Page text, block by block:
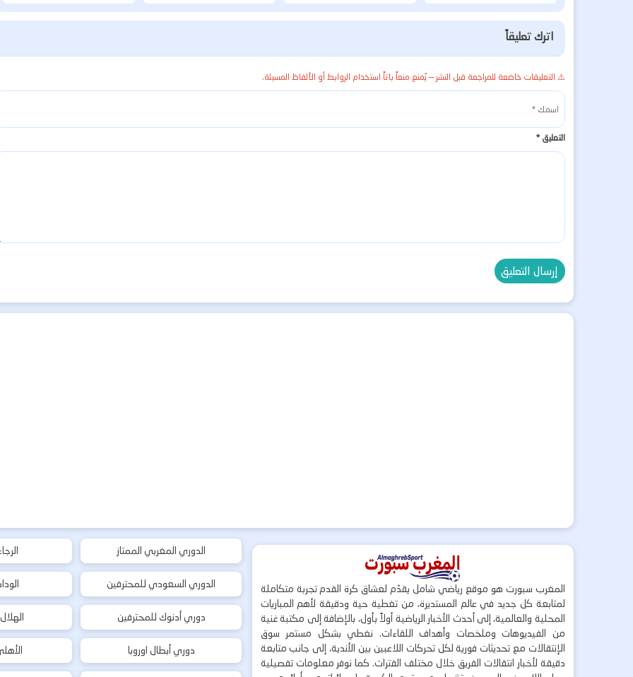
اترك تعليقاً
⚠️ التعليقات خاضعة للمراجعة قبل النشر — يُمنع منعاً باتاً استخدام الروابط أو الألفاظ المسيئة.
التعليق*
المغرب سبورت هو موقع رياضي شامل يقدّم لعشاق كرة القدم تجربة متكاملة
لمتابعة كل جديد في عالم المستديرة، من تغطية حية ودقيقة لأهم المباريات
المحلية والعالمية، إلى أحدث الأخبار الرياضية أولاً بأول، بالإضافة إلى مكتبة غنية
من الفيديوهات وملخصات وأهداف اللقاءات. نغطي بشكل مستمر سوق
الإنتقالات مع تحديثات فورية لكل تحركات اللاعبين بين الأندية، إلى جانب متابعة
دقيقة لأخبار انتقالات الفريق خلال مختلف الفترات. كما نوفر معلومات تفصيلية
الدوري المغربي الممتاز
الدوري السعودي للمحترفين
دوري أدنوك للمحترفين
دوري أبطال اوروبا